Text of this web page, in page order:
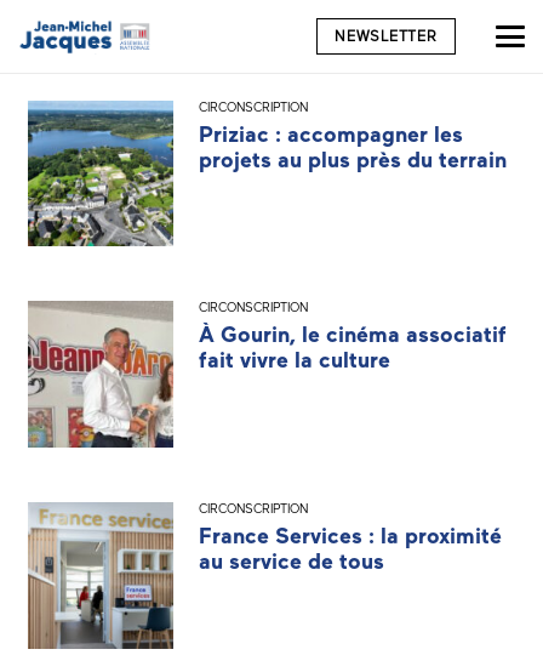
NEWSLETTER
CIRCONSCRIPTION
Priziac : accompagner les
projets au plus près du terrain
CIRCONSCRIPTION
À Gourin, le cinéma associatif
fait vivre la culture
CIRCONSCRIPTION
France Services : la proximité
au service de tous